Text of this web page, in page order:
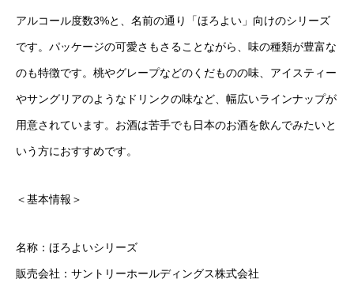
アルコール度数3%と、名前の通り「ほろよい」向けのシリーズ
です。パッケージの可愛さもさることながら、味の種類が豊富な
のも特徴です。桃やグレープなどのくだものの味、アイスティー
やサングリアのようなドリンクの味など、幅広いラインナップが
用意されています。お酒は苦手でも日本のお酒を飲んでみたいと
いう方におすすめです。
＜基本情報＞
名称：ほろよいシリーズ
販売会社：サントリーホールディングス株式会社